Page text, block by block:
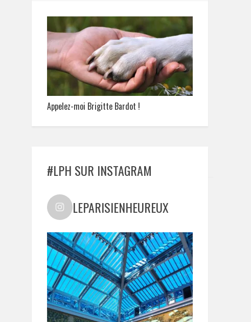
Appelez-moi Brigitte Bardot !
#LPH SUR INSTAGRAM
LEPARISIENHEUREUX